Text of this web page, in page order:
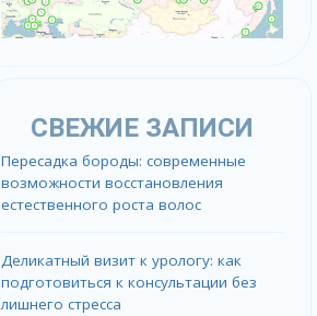
СВЕЖИЕ ЗАПИСИ
Пересадка бороды: современные
возможности восстановления
естественного роста волос
Деликатный визит к урологу: как
подготовиться к консультации без
лишнего стресса